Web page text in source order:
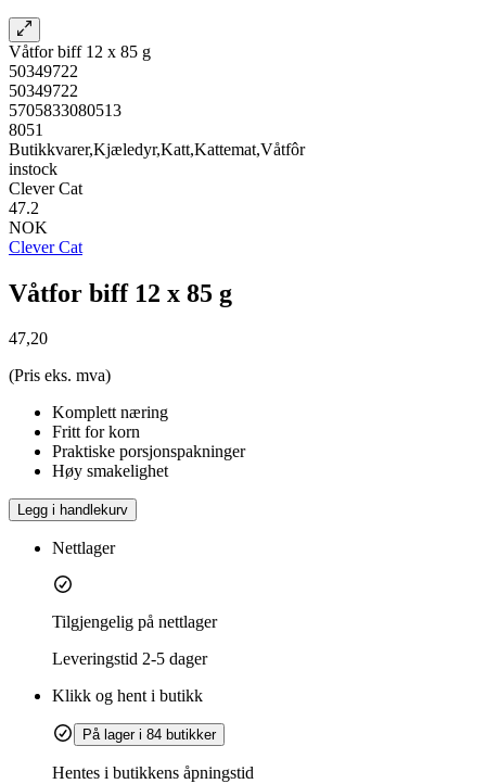
Våtfor biff 12 x 85 g
50349722
50349722
5705833080513
8051
Butikkvarer,Kjæledyr,Katt,Kattemat,Våtfôr
instock
Clever Cat
47.2
NOK
Clever Cat
Våtfor biff 12 x 85 g
47,20
(Pris eks. mva)
Komplett næring
Fritt for korn
Praktiske porsjonspakninger
Høy smakelighet
Legg i handlekurv
Nettlager
Tilgjengelig på nettlager
Leveringstid 2-5 dager
Klikk og hent i butikk
På lager i 84 butikker
Hentes i butikkens åpningstid